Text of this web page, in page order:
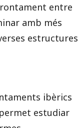
entre
amb més
estructures
ibèrics
estudiar